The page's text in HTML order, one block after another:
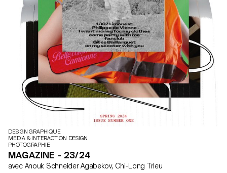
DESIGN GRAPHIQUE
MEDIA & INTERACTION DESIGN
PHOTOGRAPHIE
MAGAZINE - 23/24
avec Anouk Schneider Agabekov, Chi-Long Trieu